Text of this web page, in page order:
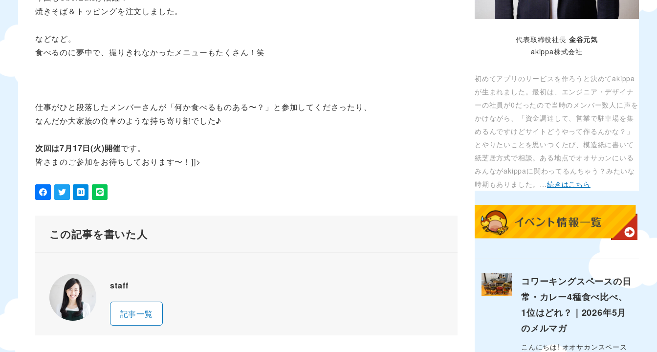
焼きそば＆トッピングを注文しました。
などなど。
食べるのに夢中で、撮りきれなかったメニューもたくさん！笑
仕事がひと段落したメンバーさんが「何か食べるものある〜？」と参加してくださったり、
なんだか大家族の食卓のような持ち寄り部でした♪
次回は7月17日(火)開催です。
皆さまのご参加をお待ちしております〜！]]>
この記事を書いた人
staff
記事一覧
代表取締役社長 金谷元気
akippa株式会社
初めてアプリのサービスを作ろうと決めてakippa
が生まれました。最初は、エンジニア・デザイナ
ーの社員が0だったので当時のメンバー数人に声を
かけながら、「資金調達して、営業で駐車場を集
めるんですけどサイトどうやって作るんかな？」
とやりたいことを思いつくたび、模造紙に書いて
紙芝居方式で相談。ある地点でオオサカンにいる
みんながakippaに関わってるんちゃう？みたいな
時期もありました。…続きはこちら
コワーキングスペースの日
常・カレー4種食べ比べ、
1位はどれ？｜2026年5月
のメルマガ
こんにちは! オオサカンスペース